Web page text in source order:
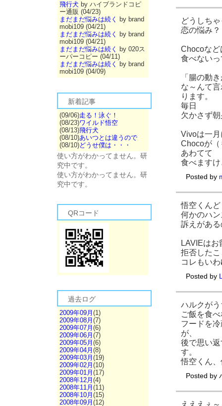
飛行犬 by ハイブランドコピ
ー通販 (04/23)
まだまだ悩みは続く
by brand
mobi109 (04/21)
まだまだ悩みは続く
by brand
mobi109 (04/21)
まだまだ悩みは続く
by 020ス
ーパーコピー (04/11)
まだまだ悩みは続く
by brand
mobi109 (04/09)
新着記事
(09/06)走る！泳ぐ！
(08/23)ワイルド悟空
(08/13)飛行犬
(08/10)あいつとは違うので
(08/10)どうせ僕は・・・
使い方がわかってません。研
究中です。
使い方がわかってません。研
究中です。
QRコード
過去ログ
2009年09月 (1)
2009年08月 (7)
2009年07月 (6)
2009年06月 (7)
2009年05月 (6)
2009年04月 (8)
2009年03月 (19)
2009年02月 (10)
2009年01月 (17)
2008年12月 (4)
2008年11月 (11)
2008年10月 (15)
2008年09月 (12)
どうしち
恋の悩み？
Chocoなど
食べない
「腸の動
な～んて
ります。
毎日
欠かさず
Vivoは一
Chocoが（
あわてて
食べます
Posted by
悟空くん
何かのハ
訴えがあ
LAVIEはお
拒否した
コレもい
Posted by
ハルクが
ご飯を食
フードを
が、
後で思い
す。
悟空くん
Posted by
えええぇ